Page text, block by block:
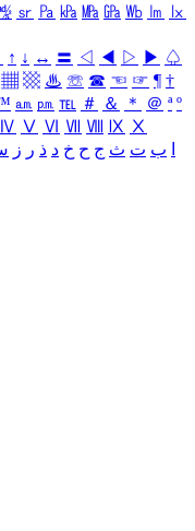
㏛ ㎩ ㎪ ㎫ ㎬ ㏝ ㏐
㏓
↑ ↓ ↔ 〓 ◁ ◀ ▷ ▶ ♤
▦ ▩ ♨ ☏ ☎ ☜ ☞ ¶ †
㏂ ㏘ ℡ ＃ ＆ ＊ ＠ ª º
Ⅳ Ⅴ Ⅵ Ⅶ Ⅷ Ⅸ Ⅹ
ب ت ث ج ح خ د ذ ر ز